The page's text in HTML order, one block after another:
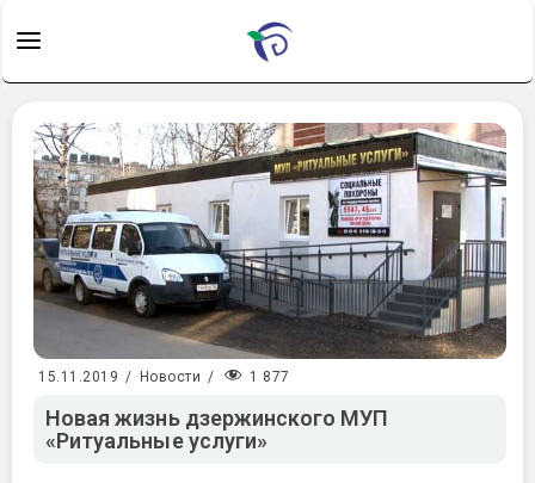
15.11.2019 / Новости / 1 877
Новая жизнь дзержинского МУП
«Ритуальные услуги»